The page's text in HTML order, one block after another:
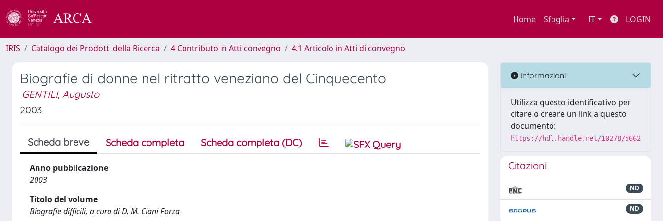
Home Sfoglia IT LOGIN
IRIS Catalogo dei Prodotti della Ricerca 4 Contributo in Atti convegno 4.1 Articolo in Atti di convegno
Biografie di donne nel ritratto veneziano del Cinquecento
GENTILI, Augusto
2003
Scheda breve Scheda completa Scheda completa (DC)
Anno pubblicazione
2003
Titolo del volume
Biografie difficili, a cura di D. M. Ciani Forza
Informazioni
Utilizza questo identificativo per
citare o creare un link a questo
documento:
https://hdl.handle.net/10278/5662
Citazioni
ND
ND